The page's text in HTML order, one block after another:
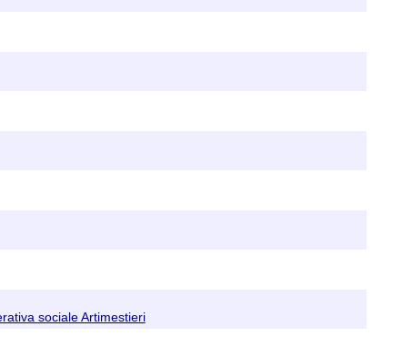
sociale Artimestieri